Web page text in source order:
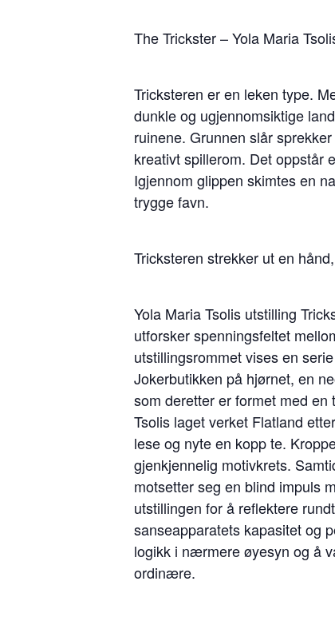
The Trickster – Yola Maria
Tricksteren er en leken type.
dunkle og ugjennomsiktige
ruinene. Grunnen slår
kreativt spillerom. Det oppstår
Igjennom glippen skimtes en
trygge favn.
Tricksteren strekker ut en
Yola Maria Tsolis utstilling
utforsker spenningsfeltet
utstillingsrommet vises en
Jokerbutikken på hjørnet, en
som deretter er formet med
Tsolis laget verket Flatland
lese og nyte en kopp te.
gjenkjennelig motivkrets.
motsetter seg en blind impuls
utstillingen for å reflektere
sanseapparatets kapasitet og
logikk i nærmere øyesyn og å
ordinære.